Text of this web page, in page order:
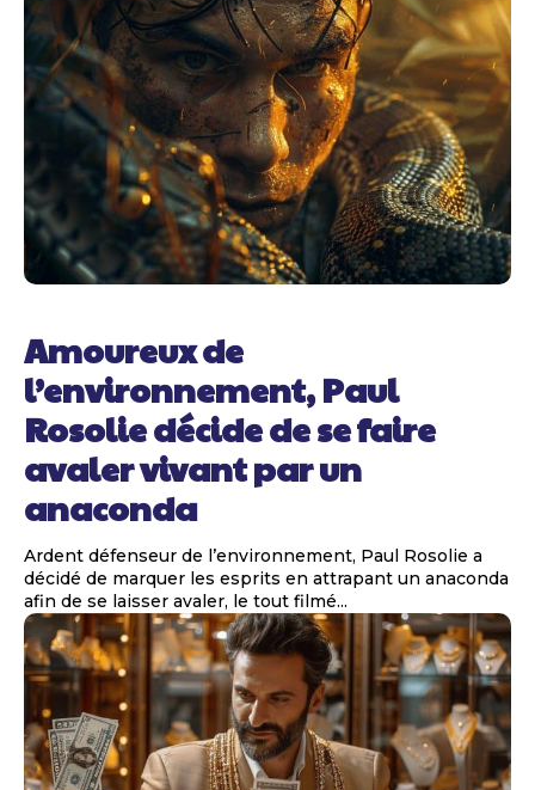
Amoureux de
l’environnement, Paul
Rosolie décide de se faire
avaler vivant par un
anaconda
Ardent défenseur de l’environnement, Paul Rosolie a
décidé de marquer les esprits en attrapant un anaconda
afin de se laisser avaler, le tout filmé...